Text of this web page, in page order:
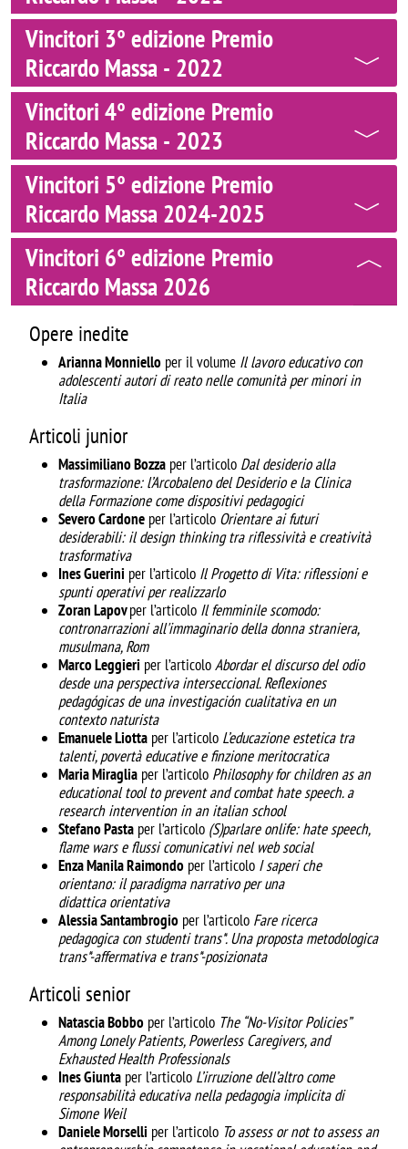
Vincitori 3° edizione Premio
Riccardo Massa - 2022
Vincitori 4° edizione Premio
Riccardo Massa - 2023
Vincitori 5° edizione Premio
Riccardo Massa 2024-2025
Vincitori 6° edizione Premio
Riccardo Massa 2026
Opere inedite
Arianna Monniello per il volume Il lavoro educativo con
adolescenti autori di reato nelle comunità per minori in
Italia
Articoli junior
Massimiliano Bozza per l’articolo Dal desiderio alla
trasformazione: l’Arcobaleno del Desiderio e la Clinica
della Formazione come dispositivi pedagogici
Severo Cardone per l’articolo Orientare ai futuri
desiderabili: il design thinking tra riflessività e creatività
trasformativa
Ines Guerini per l’articolo Il Progetto di Vita: riflessioni e
spunti operativi per realizzarlo
Zoran Lapovper l’articolo Il femminile scomodo:
contronarrazioni all'immaginario della donna straniera,
musulmana, Rom
Marco Leggieri per l’articoloAbordar el discurso del odio
desde una perspectiva interseccional. Reflexiones
pedagógicas de una investigación cualitativa en un
contexto naturista
Emanuele Liotta per l’articolo L’educazione estetica tra
talenti, povertà educative e finzione meritocratica
Maria Miraglia per l’articolo Philosophy for children as an
educational tool to prevent and combat hate speech. a
research intervention in an italian school
Stefano Pasta per l’articolo (S)parlare onlife: hate speech,
flame wars e flussi comunicativi nel web social
Enza Manila Raimondo per l’articolo I saperi che
orientano: il paradigma narrativo per una
didattica orientativa
Alessia Santambrogio per l’articolo Fare ricerca
pedagogica con studenti trans*. Una proposta metodologica
trans*-affermativa e trans*-posizionata
Articoli senior
Natascia Bobbo per l’articolo The “No-Visitor Policies”
Among Lonely Patients, Powerless Caregivers, and
Exhausted Health Professionals
Ines Giunta per l’articolo L’irruzione dell’altro come
responsabilità educativa nella pedagogia implicita di
Simone Weil
Daniele Morselli per l’articolo To assess or not to assess an